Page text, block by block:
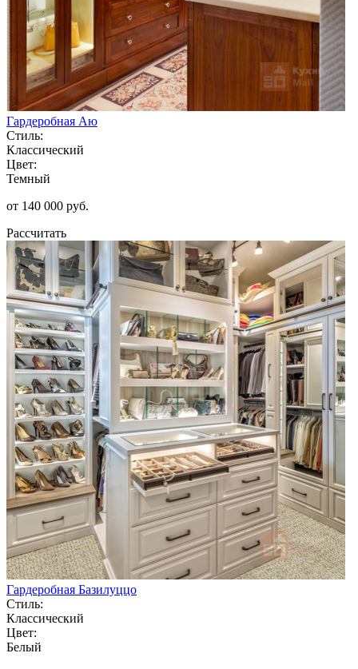
Гардеробная Аю
Стиль:
Классический
Цвет:
Темный
от 140 000 руб.
Рассчитать
Гардеробная Базилуццо
Стиль:
Классический
Цвет:
Белый